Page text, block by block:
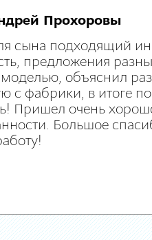
Прохоровы
сына подходящий
предложения
моделью, объяснил
с фабрики, в итоге
Пришел очень
Большое